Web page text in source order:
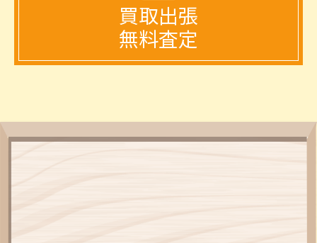
買取出張
無料査定